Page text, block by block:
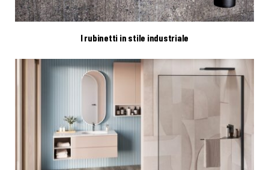
I rubinetti in stile industriale